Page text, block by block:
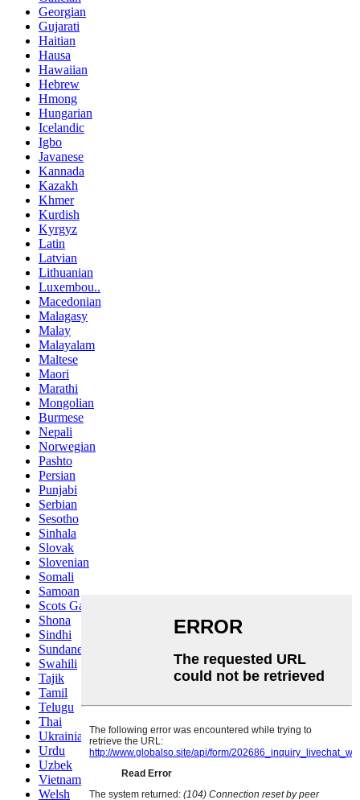
Georgian
Gujarati
Haitian
Hausa
Hawaiian
Hebrew
Hmong
Hungarian
Icelandic
Igbo
Javanese
Kannada
Kazakh
Khmer
Kurdish
Kyrgyz
Latin
Latvian
Lithuanian
Luxembou..
Macedonian
Malagasy
Malay
Malayalam
Maltese
Maori
Marathi
Mongolian
Burmese
Nepali
Norwegian
Pashto
Persian
Punjabi
Serbian
Sesotho
Sinhala
Slovak
Slovenian
Somali
Samoan
Scots Gaelic
Shona
Sindhi
Sundanese
Swahili
Tajik
Tamil
Telugu
Thai
Ukrainian
Urdu
Uzbek
Vietnamese
Welsh